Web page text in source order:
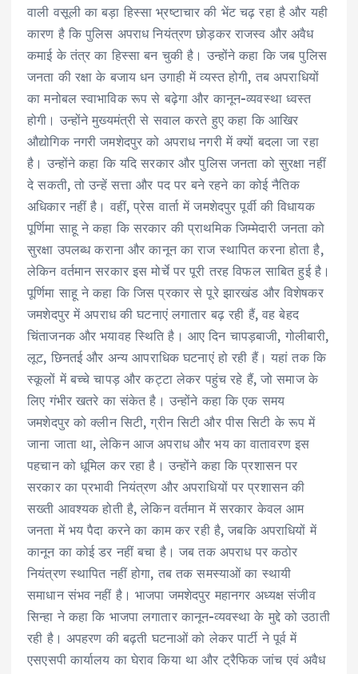
वाली वसूली का बड़ा हिस्सा भ्रष्टाचार की भेंट चढ़ रहा है और यही
कारण है कि पुलिस अपराध नियंत्रण छोड़कर राजस्व और अवैध
कमाई के तंत्र का हिस्सा बन चुकी है। उन्होंने कहा कि जब पुलिस
जनता की रक्षा के बजाय धन उगाही में व्यस्त होगी, तब अपराधियों
का मनोबल स्वाभाविक रूप से बढ़ेगा और कानून-व्यवस्था ध्वस्त
होगी। उन्होंने मुख्यमंत्री से सवाल करते हुए कहा कि आखिर
औद्योगिक नगरी जमशेदपुर को अपराध नगरी में क्यों बदला जा रहा
है। उन्होंने कहा कि यदि सरकार और पुलिस जनता को सुरक्षा नहीं
दे सकती, तो उन्हें सत्ता और पद पर बने रहने का कोई नैतिक
अधिकार नहीं है। वहीं, प्रेस वार्ता में जमशेदपुर पूर्वी की विधायक
पूर्णिमा साहू ने कहा कि सरकार की प्राथमिक जिम्मेदारी जनता को
सुरक्षा उपलब्ध कराना और कानून का राज स्थापित करना होता है,
लेकिन वर्तमान सरकार इस मोर्चे पर पूरी तरह विफल साबित हुई है।
पूर्णिमा साहू ने कहा कि जिस प्रकार से पूरे झारखंड और विशेषकर
जमशेदपुर में अपराध की घटनाएं लगातार बढ़ रही हैं, वह बेहद
चिंताजनक और भयावह स्थिति है। आए दिन चापड़बाजी, गोलीबारी,
लूट, छिनतई और अन्य आपराधिक घटनाएं हो रही हैं। यहां तक कि
स्कूलों में बच्चे चापड़ और कट्टा लेकर पहुंच रहे हैं, जो समाज के
लिए गंभीर खतरे का संकेत है। उन्होंने कहा कि एक समय
जमशेदपुर को क्लीन सिटी, ग्रीन सिटी और पीस सिटी के रूप में
जाना जाता था, लेकिन आज अपराध और भय का वातावरण इस
पहचान को धूमिल कर रहा है। उन्होंने कहा कि प्रशासन पर
सरकार का प्रभावी नियंत्रण और अपराधियों पर प्रशासन की
सख्ती आवश्यक होती है, लेकिन वर्तमान में सरकार केवल आम
जनता में भय पैदा करने का काम कर रही है, जबकि अपराधियों में
कानून का कोई डर नहीं बचा है। जब तक अपराध पर कठोर
नियंत्रण स्थापित नहीं होगा, तब तक समस्याओं का स्थायी
समाधान संभव नहीं है। भाजपा जमशेदपुर महानगर अध्यक्ष संजीव
सिन्हा ने कहा कि भाजपा लगातार कानून-व्यवस्था के मुद्दे को उठाती
रही है। अपहरण की बढ़ती घटनाओं को लेकर पार्टी ने पूर्व में
एसएसपी कार्यालय का घेराव किया था और ट्रैफिक जांच एवं अवैध